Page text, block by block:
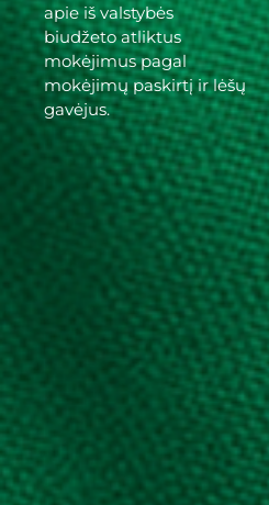
apie iš valstybės
biudžeto atliktus
mokėjimus pagal
mokėjimų paskirtį ir lėšų
gavėjus.